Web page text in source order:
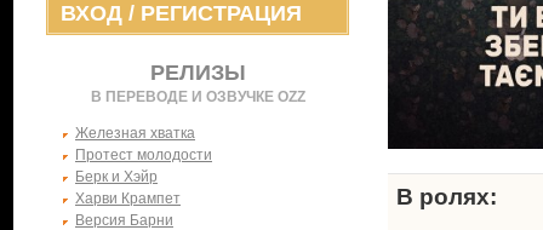
ВХОД / РЕГИСТРАЦИЯ
РЕЛИЗЫ
В ПЕРЕВОДЕ И ОЗВУЧКЕ OZZ
Железная хватка
Протест молодости
Берк и Хэйр
Харви Крампет
Версия Барни
В ролях: